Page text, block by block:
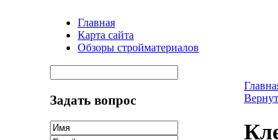
Главная
Карта сайта
Обзоры стройматериалов
Задать вопрос